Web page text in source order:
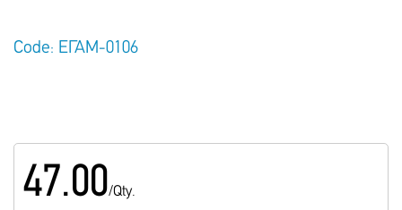
Code: ΕΓΑΜ-0106
47.00/Qty.